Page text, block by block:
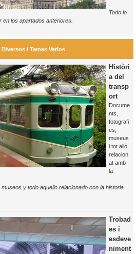
Todo lo
en los apartados anteriores.
Diversos / Temas Varios
Històri
a del
transp
ort
Docume
nts,
fotografi
es,
museus
i tot allò
relacion
at amb
la
y todo aquello relacionado con la historia
Trobad
es i
esdeve
niment